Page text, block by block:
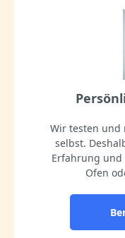
Wir testen und
selbst.
Erfahrung und
Ofen